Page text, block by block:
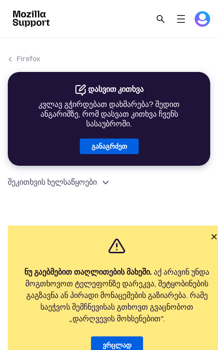
Firefox
დასვით კითხვა
კვლავ გჭირდებათ დახმარება? შედით
ანგარიშზე, რომ დასვათ კითხვა ჩვენს
სასაუბროში.
განაგრძეთ
შეკითხვის ხელსაწყოები
ნუ გაებმებით თაღლითების მახეში. აქ არავინ უნდა
მოგთხოვოთ ტელეფონზე დარეკვა, შეტყობინების
გაგზავნა ან პირადი მონაცემების გაზიარება. რამე
საეჭვოს შემჩნევისას გთხოვთ გვაცნობოთ
„დარღვევის მოხსენებით“.
ვრცლად